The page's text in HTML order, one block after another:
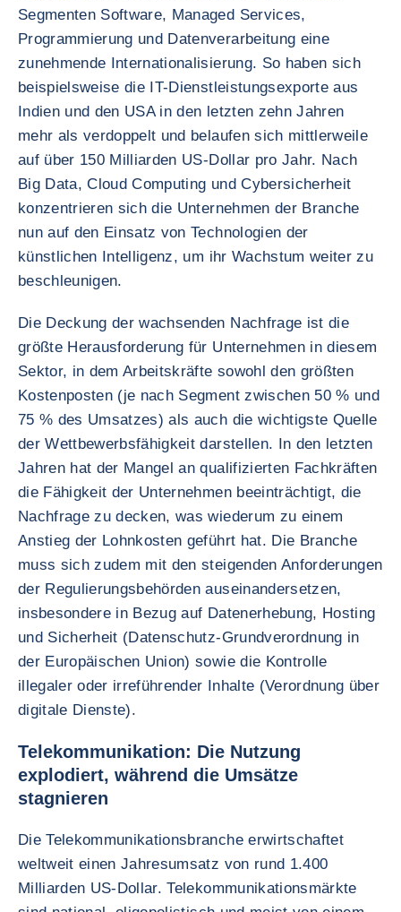
Segmenten Software, Managed Services,
Programmierung und Datenverarbeitung eine
zunehmende Internationalisierung. So haben sich
beispielsweise die IT-Dienstleistungsexporte aus
Indien und den USA in den letzten zehn Jahren
mehr als verdoppelt und belaufen sich mittlerweile
auf über 150 Milliarden US-Dollar pro Jahr. Nach
Big Data, Cloud Computing und Cybersicherheit
konzentrieren sich die Unternehmen der Branche
nun auf den Einsatz von Technologien der
künstlichen Intelligenz, um ihr Wachstum weiter zu
beschleunigen.
Die Deckung der wachsenden Nachfrage ist die
größte Herausforderung für Unternehmen in diesem
Sektor, in dem Arbeitskräfte sowohl den größten
Kostenposten (je nach Segment zwischen 50 % und
75 % des Umsatzes) als auch die wichtigste Quelle
der Wettbewerbsfähigkeit darstellen. In den letzten
Jahren hat der Mangel an qualifizierten Fachkräften
die Fähigkeit der Unternehmen beeinträchtigt, die
Nachfrage zu decken, was wiederum zu einem
Anstieg der Lohnkosten geführt hat. Die Branche
muss sich zudem mit den steigenden Anforderungen
der Regulierungsbehörden auseinandersetzen,
insbesondere in Bezug auf Datenerhebung, Hosting
und Sicherheit (Datenschutz-Grundverordnung in
der Europäischen Union) sowie die Kontrolle
illegaler oder irreführender Inhalte (Verordnung über
digitale Dienste).
Telekommunikation: Die Nutzung
explodiert, während die Umsätze
stagnieren
Die Telekommunikationsbranche erwirtschaftet
weltweit einen Jahresumsatz von rund 1.400
Milliarden US-Dollar. Telekommunikationsmärkte